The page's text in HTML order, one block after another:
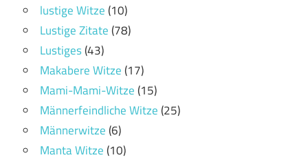
lustige Witze(10)
Lustige Zitate(78)
Lustiges(43)
Makabere Witze(17)
Mami-Mami-Witze(15)
Männerfeindliche Witze(25)
Männerwitze(6)
Manta Witze(10)